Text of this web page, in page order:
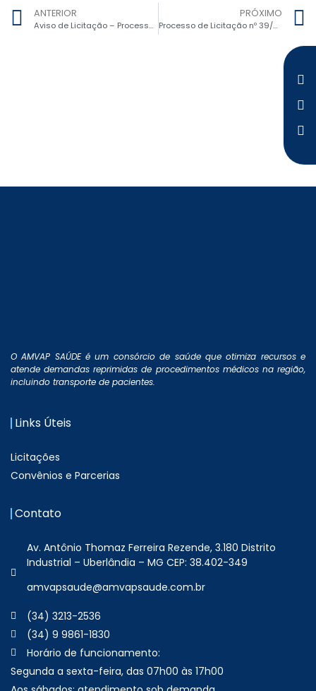
ANTERIOR
Aviso de Licitação – Processo n° 27/2024, Pregão Eletrônico n° 01/2024
PRÓXIMO
Processo de Licitação nº 39/2024, Dispensa eletrônica nº 26/2024 – Aquisição de Materiais de Consumo
O AMVAP SAÚDE é um consórcio de saúde que otimiza recursos e
atende demandas reprimidas de procedimentos médicos na região,
incluindo transporte de pacientes.
Links Úteis
Licitações
Convênios e Parcerias
Contato
Av. Antônio Thomaz Ferreira Rezende, 3.180 Distrito
Industrial – Uberlândia – MG CEP: 38.402-349
amvapsaude@amvapsaude.com.br
(34) 3213-2536
(34) 9 9861-1830
Horário de funcionamento:
Segunda a sexta-feira, das 07h00 às 17h00